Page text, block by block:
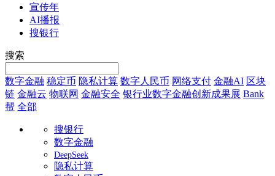
宣传年
AI播报
搜银行
搜索
数字金融 稳定币 隐私计算 数字人民币 网络支付 金融AI 区块
链 金融云 物联网 金融安全 银行业数字金融创新成果展 Bank
帮 全部
搜银行
数字金融
DeepSeek
隐私计算